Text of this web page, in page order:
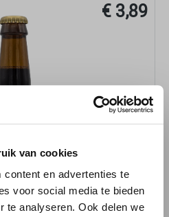
van cookies
en advertenties te
voor social media te bieden
te analyseren. Ook delen we
€ 3,89